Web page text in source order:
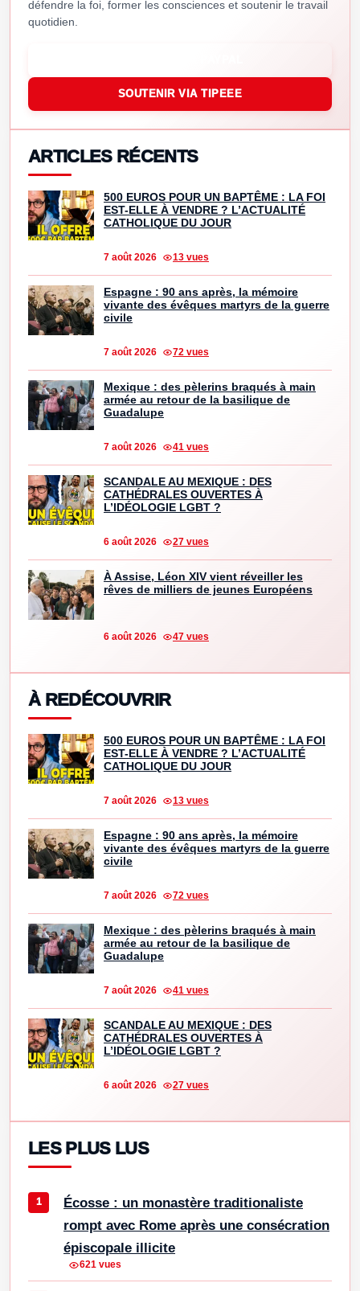
défendre la foi, former les consciences et soutenir le travail
quotidien.
SOUTENIR VIA TIPEEE
ARTICLES RÉCENTS
500 EUROS POUR UN BAPTÊME : LA FOI
EST-ELLE À VENDRE ? L’ACTUALITÉ
CATHOLIQUE DU JOUR
7 août 2026 13 vues
Espagne : 90 ans après, la mémoire
vivante des évêques martyrs de la guerre
civile
7 août 2026 72 vues
Mexique : des pèlerins braqués à main
armée au retour de la basilique de
Guadalupe
7 août 2026 41 vues
SCANDALE AU MEXIQUE : DES
CATHÉDRALES OUVERTES À
L’IDÉOLOGIE LGBT ?
6 août 2026 27 vues
À Assise, Léon XIV vient réveiller les
rêves de milliers de jeunes Européens
6 août 2026 47 vues
À REDÉCOUVRIR
500 EUROS POUR UN BAPTÊME : LA FOI
EST-ELLE À VENDRE ? L’ACTUALITÉ
CATHOLIQUE DU JOUR
7 août 2026 13 vues
Espagne : 90 ans après, la mémoire
vivante des évêques martyrs de la guerre
civile
7 août 2026 72 vues
Mexique : des pèlerins braqués à main
armée au retour de la basilique de
Guadalupe
7 août 2026 41 vues
SCANDALE AU MEXIQUE : DES
CATHÉDRALES OUVERTES À
L’IDÉOLOGIE LGBT ?
6 août 2026 27 vues
LES PLUS LUS
Écosse : un monastère traditionaliste
rompt avec Rome après une consécration
épiscopale illicite
621 vues